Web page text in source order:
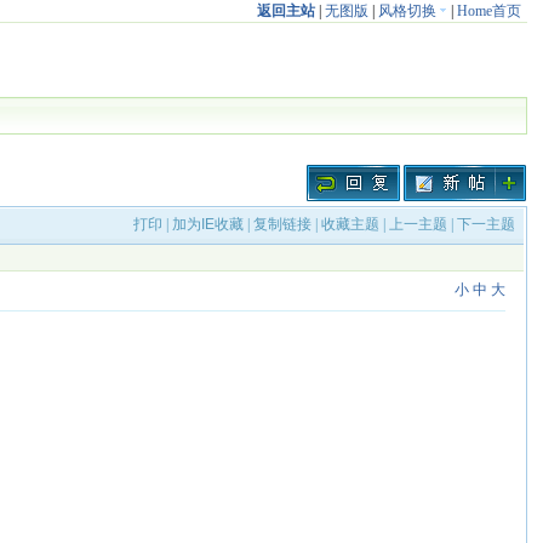
返回主站| 无图版 风格切换 Home首页
打印 加为IE收藏 |复制链接 |收藏主题 |上一主题 |下一主题
小 中 大